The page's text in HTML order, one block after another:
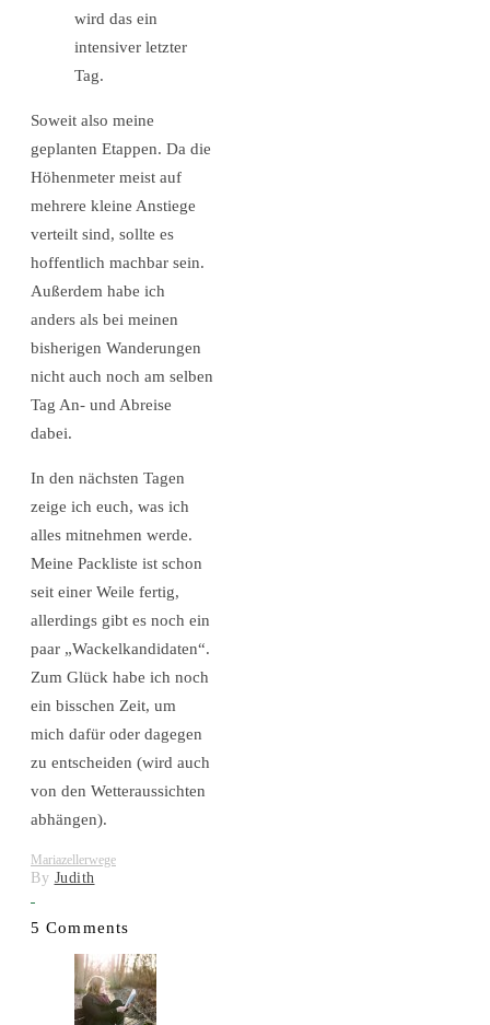
wird das ein
intensiver letzter
Tag.
Soweit also meine
geplanten Etappen. Da die
Höhenmeter meist auf
mehrere kleine Anstiege
verteilt sind, sollte es
hoffentlich machbar sein.
Außerdem habe ich
anders als bei meinen
bisherigen Wanderungen
nicht auch noch am selben
Tag An- und Abreise
dabei.
In den nächsten Tagen
zeige ich euch, was ich
alles mitnehmen werde.
Meine Packliste ist schon
seit einer Weile fertig,
allerdings gibt es noch ein
paar „Wackelkandidaten“.
Zum Glück habe ich noch
ein bisschen Zeit, um
mich dafür oder dagegen
zu entscheiden (wird auch
von den Wetteraussichten
abhängen).
Mariazellerwege
By Judith
5 Comments